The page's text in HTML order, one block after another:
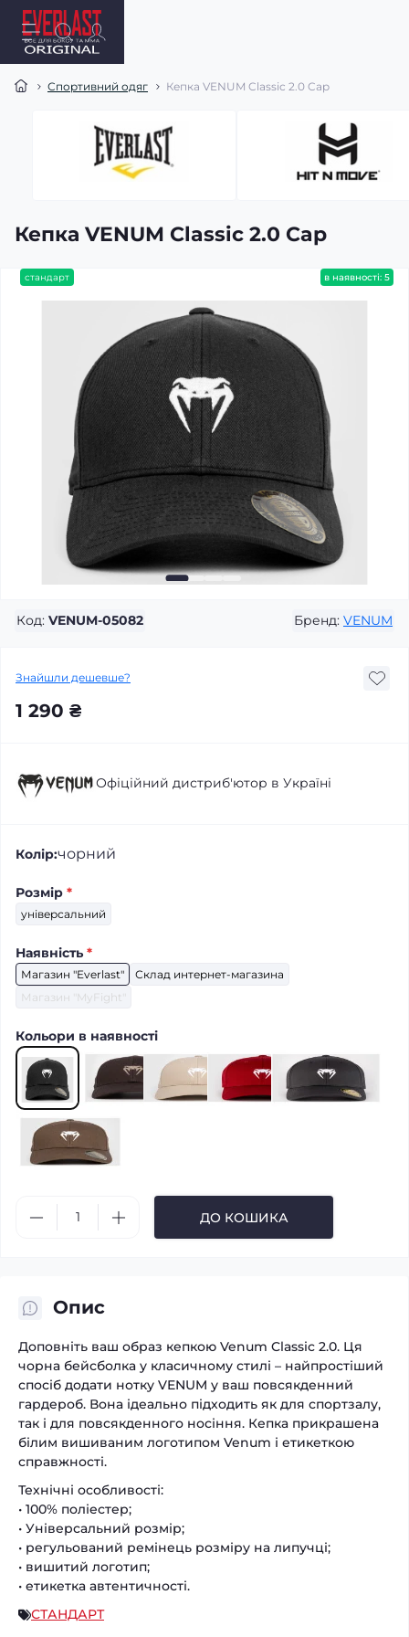
Спортивний одяг Кепка VENUM Classic 2.0 Cap
Кепка VENUM Classic 2.0 Cap
стандарт в наявності: 5
Код: VENUM-05082 Бренд: VENUM
Знайшли дешевше?
1 290 ₴
Офіційний дистриб'ютор в Україні
Колір:чорний
Розмір *
універсальний
Наявність *
Магазин "Everlast"
Склад интернет-магазина
Магазин "MyFight"
Кольори в наявності
ДО КОШИКА
Опис
Доповніть ваш образ кепкою Venum Classic 2.0. Ця
чорна бейсболка у класичному стилі – найпростіший
спосіб додати нотку VENUM у ваш повсякденний
гардероб. Вона ідеально підходить як для спортзалу,
так і для повсякденного носіння. Кепка прикрашена
білим вишиваним логотипом Venum і етикеткою
справжності.
Технічні особливості:
• 100% поліестер;
• Універсальний розмір;
• регульований ремінець розміру на липучці;
• вишитий логотип;
• етикетка автентичності.
СТАНДАРТ